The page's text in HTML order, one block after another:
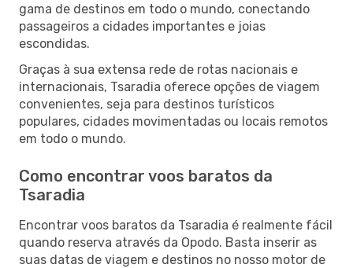
gama de destinos em todo o mundo, conectando
passageiros a cidades importantes e joias
escondidas.
Graças à sua extensa rede de rotas nacionais e
internacionais, Tsaradia oferece opções de viagem
convenientes, seja para destinos turísticos
populares, cidades movimentadas ou locais remotos
em todo o mundo.
Como encontrar voos baratos da
Tsaradia
Encontrar voos baratos da Tsaradia é realmente fácil
quando reserva através da Opodo. Basta inserir as
suas datas de viagem e destinos no nosso motor de